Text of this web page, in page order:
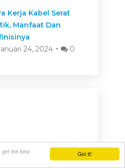
Got it!
get the best
Kerja Kabel Serat
Manfaat Dan
24, 2024
0